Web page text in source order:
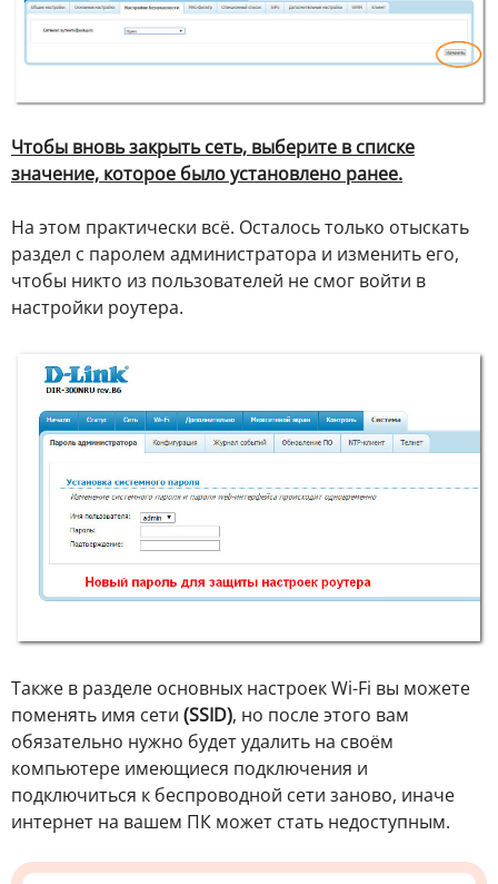
Чтобы вновь закрыть сеть, выберите в списке
значение, которое было установлено ранее.
На этом практически всё. Осталось только отыскать
раздел с паролем администратора и изменить его,
чтобы никто из пользователей не смог войти в
настройки роутера.
Также в разделе основных настроек Wi-Fi вы можете
поменять имя сети (SSID), но после этого вам
обязательно нужно будет удалить на своём
компьютере имеющиеся подключения и
подключиться к беспроводной сети заново, иначе
интернет на вашем ПК может стать недоступным.